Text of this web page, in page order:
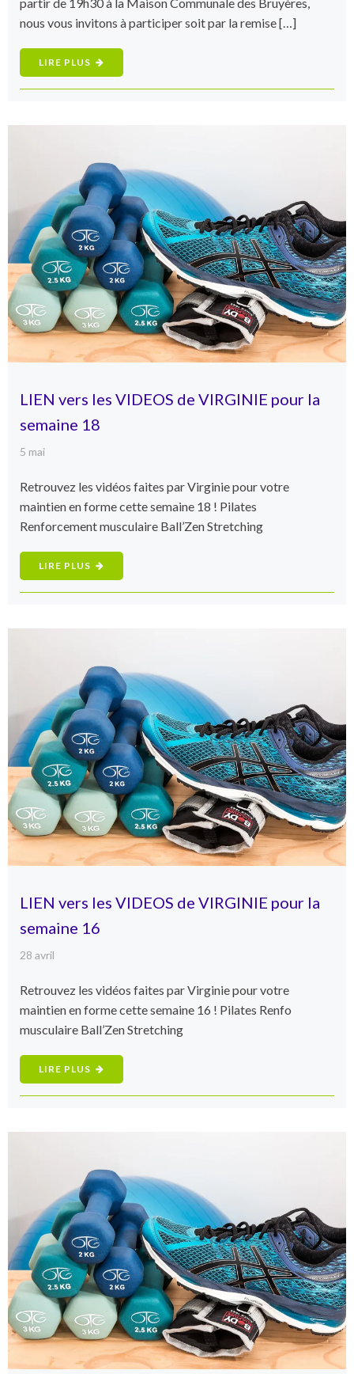
nous vous invitons à participer soit par la remise […]
LIRE PLUS
LIEN vers les VIDEOS de VIRGINIE pour la
semaine 18
5 mai
Retrouvez les vidéos faites par Virginie pour votre
maintien en forme cette semaine 18 ! Pilates
Renforcement musculaire Ball’Zen Stretching
LIRE PLUS
LIEN vers les VIDEOS de VIRGINIE pour la
semaine 16
28 avril
Retrouvez les vidéos faites par Virginie pour votre
maintien en forme cette semaine 16 ! Pilates Renfo
musculaire Ball’Zen Stretching
LIRE PLUS